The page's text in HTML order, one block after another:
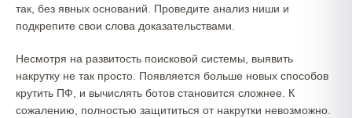
так, без явных оснований. Проведите анализ ниши и
подкрепите свои слова доказательствами.
Несмотря на развитость поисковой системы, выявить
накрутку не так просто. Появляется больше новых способов
крутить ПФ, и вычислять ботов становится сложнее. К
сожалению, полностью защититься от накрутки невозможно.